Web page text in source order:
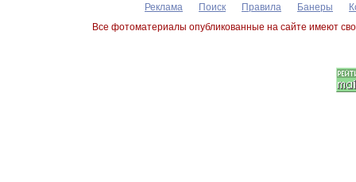
Реклама Поиск Правила Банеры
Все фотоматериалы опубликованные на сайте имеют